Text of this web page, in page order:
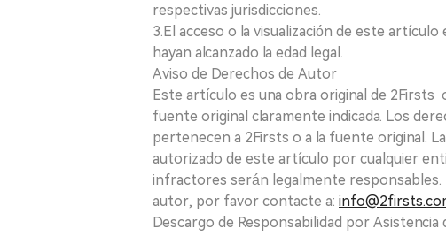
respectivas jurisdicciones.
3.El acceso o la visualización de este
hayan alcanzado la edad legal.
Aviso de Derechos de Autor
Este artículo es una obra original de
fuente original claramente indicada. Los
pertenecen a 2Firsts o a la fuente original.
autorizado de este artículo por cualquier
infractores serán legalmente responsables.
autor, por favor contacte a:
Descargo de Responsabilidad por Asistencia